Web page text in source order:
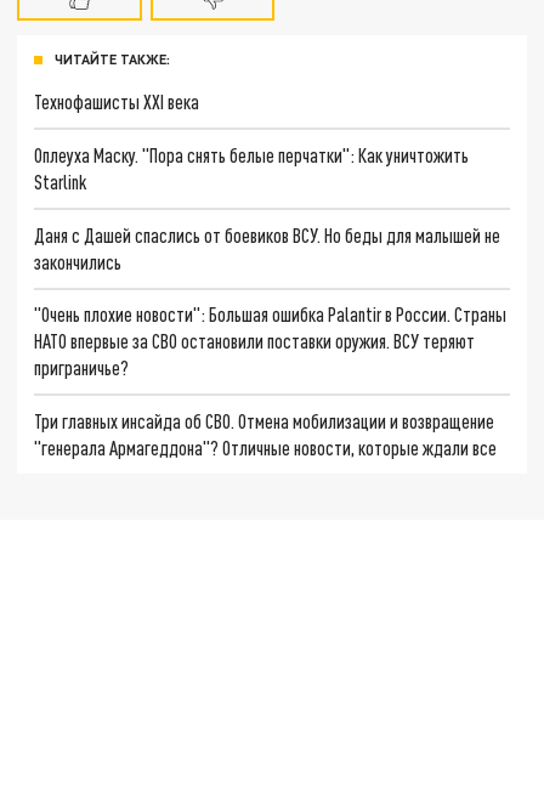
ЧИТАЙТЕ ТАКЖЕ:
Технофашисты XXI века
Оплеуха Маску. "Пора снять белые перчатки": Как уничтожить
Starlink
Даня с Дашей спаслись от боевиков ВСУ. Но беды для малышей не
закончились
"Очень плохие новости": Большая ошибка Palantir в России. Страны
НАТО впервые за СВО остановили поставки оружия. ВСУ теряют
приграничье?
Три главных инсайда об СВО. Отмена мобилизации и возвращение
"генерала Армагеддона"? Отличные новости, которые ждали все